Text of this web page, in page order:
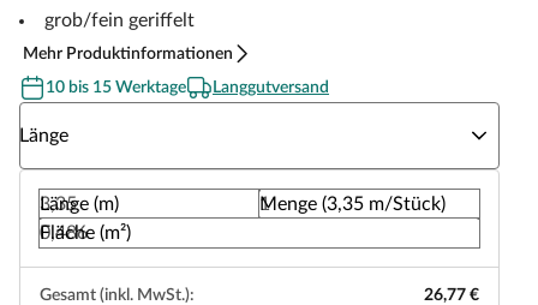
grob/fein geriffelt
Mehr Produktinformationen
10 bis 15 Werktage
Langgutversand
Länge
Länge (m)
Menge (3,35 m/Stück)
Fläche (m²)
Gesamt (inkl. MwSt.): 26,77 €